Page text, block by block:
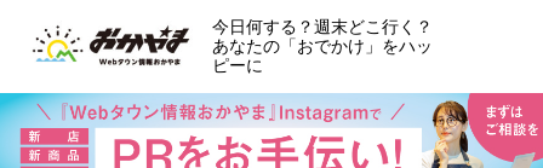
今日何する？週末どこ行く？
あなたの「おでかけ」をハッ
ピーに